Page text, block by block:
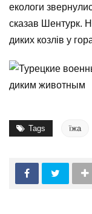
екологи
сказав Шентурк.
диких козлів у
Tags їжа